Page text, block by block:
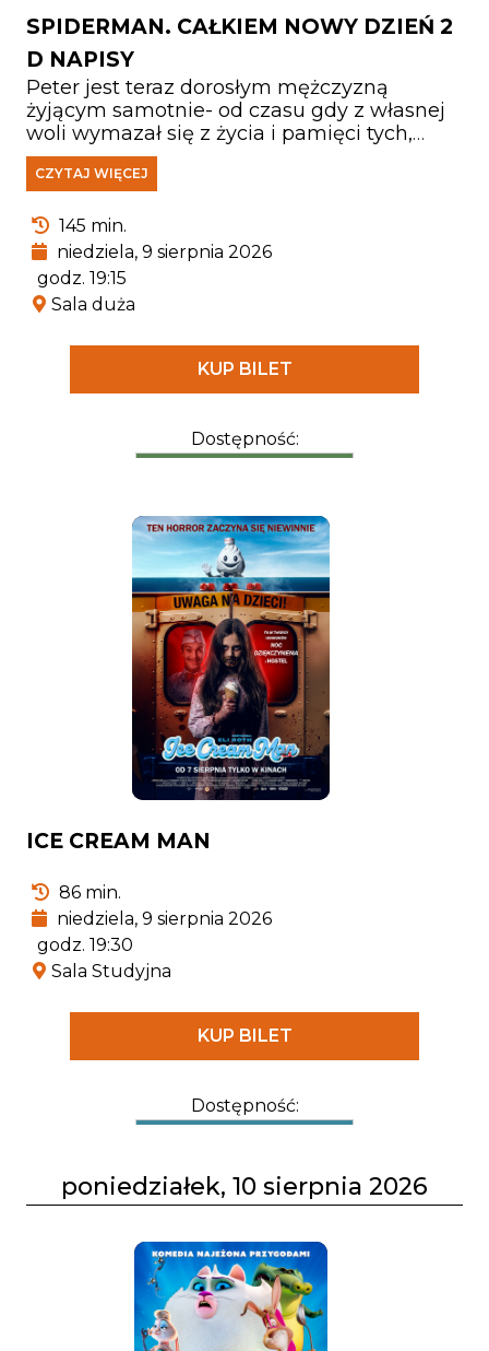
SPIDERMAN. CAŁKIEM NOWY DZIEŃ 2
D NAPISY
Peter jest teraz dorosłym mężczyzną
żyjącym samotnie- od czasu gdy z własnej
woli wymazał się z życia i pamięci tych,
których kochał. Walcząc z przestępczością
w Nowym Jorku, który nie zna już jego
miasta. Gdy rosnące wymagania zaczynają
go przytłaczać, presja wywołuje
zaskakującą fizyczną przemianę, która
zagraża jego istnieniu, podczas gdy nowy,
niepokojący schemat zbrodni prowadzi do
pojawienia się jednego z najpotężniejszych
przeciwników, z jakimi kiedykolwiek się
CZYTAJ WIĘCEJ
145 min.
niedziela, 9 sierpnia 2026
godz. 19:15
Sala duża
KUP BILET
Dostępność:
ICE CREAM MAN
86 min.
niedziela, 9 sierpnia 2026
godz. 19:30
Sala Studyjna
KUP BILET
Dostępność:
poniedziałek, 10 sierpnia 2026